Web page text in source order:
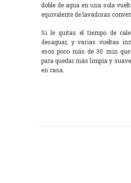
doble de agua en una sola
equivalente de lavadoras
Si le quitas el tiempo de
desaguar, y varias vueltas
esos poco más de 30 min
para quedar más limpia y
en casa.